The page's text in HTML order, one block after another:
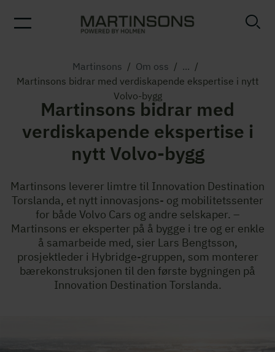
Martinsons / Om oss / ... /
Martinsons bidrar med verdiskapende ekspertise i nytt
Volvo-bygg
Martinsons bidrar med
verdiskapende ekspertise i
nytt Volvo-bygg
Martinsons leverer limtre til Innovation Destination
Torslanda, et nytt innovasjons- og mobilitetssenter
for både Volvo Cars og andre selskaper. –
Martinsons er eksperter på å bygge i tre og er enkle
å samarbeide med, sier Lars Bengtsson,
prosjektleder i Hybridge-gruppen, som monterer
bærekonstruksjonen til den første bygningen på
Innovation Destination Torslanda.